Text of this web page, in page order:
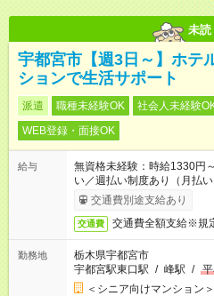
未読
宇都宮市【週3日～】ホテ
ションで生活サポート
派遣 職種未経験OK 社会人未経験
WEB登録・面接OK
給与
無資格未経験：時給1330
い／週払い制度あり（月払
完了次第のお支払いとなりま
交通費別途支給あり
交通費 交通費全額支給※規
勤務地
栃木県宇都宮市
宇都宮駅東口駅 / 峰駅 /
＜シニア向けマンション＞